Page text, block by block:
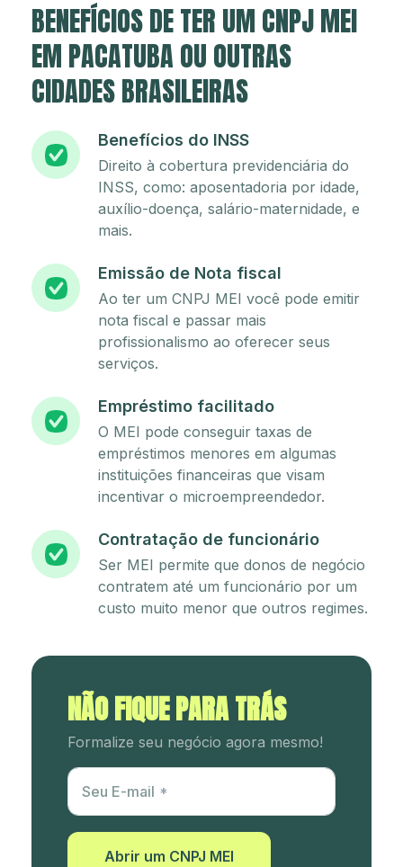
BENEFÍCIOS DE TER UM CNPJ MEI
EM PACATUBA OU OUTRAS
CIDADES BRASILEIRAS
Benefícios do INSS
Direito à cobertura previdenciária do
INSS, como: aposentadoria por idade,
auxílio-doença, salário-maternidade, e
mais.
Emissão de Nota fiscal
Ao ter um CNPJ MEI você pode emitir
nota fiscal e passar mais
profissionalismo ao oferecer seus
serviços.
Empréstimo facilitado
O MEI pode conseguir taxas de
empréstimos menores em algumas
instituições financeiras que visam
incentivar o microempreendedor.
Contratação de funcionário
Ser MEI permite que donos de negócio
contratem até um funcionário por um
custo muito menor que outros regimes.
NÃO FIQUE PARA TRÁS
Formalize seu negócio agora mesmo!
Utm Content
Seu E-mail
Abrir um CNPJ MEI